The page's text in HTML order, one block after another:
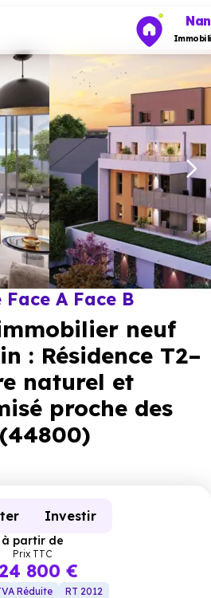
Face A Face B
neuf
: Résidence T2–
naturel et
proche des
Investir
à partir de
Prix TTC
800 €
Réduite RT 2012